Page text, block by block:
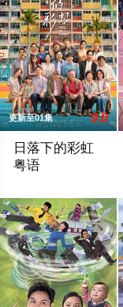
更新至01集 9.0
日落下的彩虹
粤语